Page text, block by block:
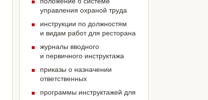
управления охраной труда
инструкции по должностям
и видам работ для ресторана
журналы вводного
и первичного инструктажа
приказы о назначении
ответственных
программы инструктажей для